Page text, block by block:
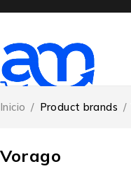
Vorago
Inicio / Product brands /